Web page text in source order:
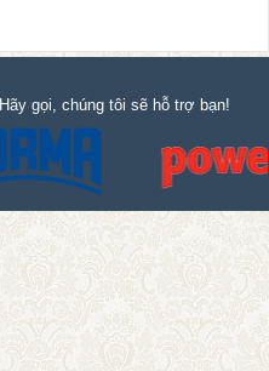
Hãy gọi, chúng tôi sẽ hỗ trợ bạn!